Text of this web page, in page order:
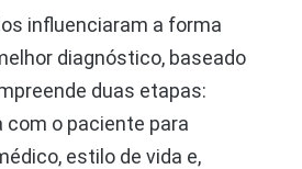
influenciaram a forma
diagnóstico, baseado
duas etapas:
o paciente para
estilo de vida e,